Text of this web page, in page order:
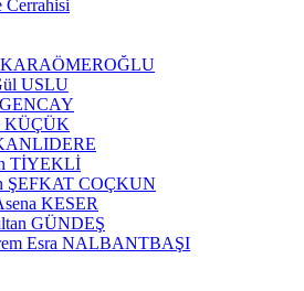
Cerrahisi
KARAÖMEROĞLU
USLU
KÜÇÜK
TİYEKLİ
ŞEFKAT COÇKUN
KESER
GÜNDEŞ
Esra NALBANTBAŞI